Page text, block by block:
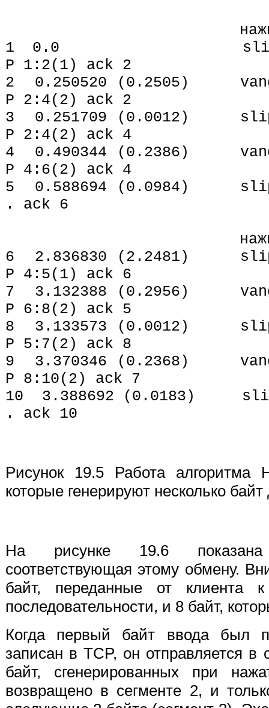
нажимаем
1 0.0 slip.1023 >
P 1:2(1) ack 2
2 0.250520 (0.2505)
P 2:4(2) ack 2
3 0.251709 (0.0012)
P 2:4(2) ack 4
4 0.490344 (0.2386)
P 4:6(2) ack 4
5 0.588694 (0.0984)
. ack 6
нажимаем
6 2.836830 (2.2481)
P 4:5(1) ack 6
7 3.132388 (0.2956)
P 6:8(2) ack 5
8 3.133573 (0.0012)
P 5:7(2) ack 8
9 3.370346 (0.2368)
P 8:10(2) ack 7
10 3.388692 (0.0183)
. ack 10
Рисунок 19.5 Работа алгоритма
которые генерируют несколько
На рисунке 19.6 показана
соответствующая этому обмену.
байт, переданные от клиента
последовательности, и 8 байт,
Когда первый байт ввода был
записан в TCP, он отправляется
байт, сгенерированных при
возвращено в сегменте 2, и